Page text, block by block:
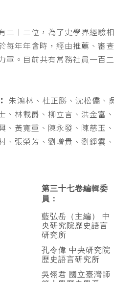
二十二位，為了史學界經驗
每年年會時，經由推薦、審
軍。目前共有常務社員一百
朱鴻林、杜正勝、沈松僑、
、林載爵、柳立言、洪金富
、黃寬重、陳永發、陳慈玉
、張榮芳、劉增貴、劉錚雲
第三十七卷編輯委
員：
藍弘岳（主編） 中
央研究院歷史語言
研究所
孔令偉 中央研究院
歷史語言研究所
吳翎君 國立臺灣師